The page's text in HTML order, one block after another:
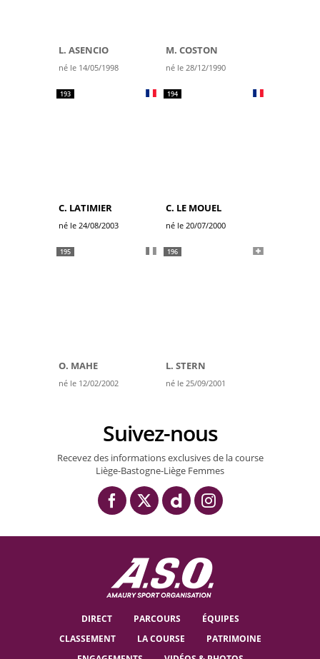
L. ASENCIO
né le 14/05/1998
M. COSTON
né le 28/12/1990
193
C. LATIMIER
né le 24/08/2003
194
C. LE MOUEL
né le 20/07/2000
195
O. MAHE
né le 12/02/2002
196
L. STERN
né le 25/09/2001
Suivez-nous
Recevez des informations exclusives de la course
Liège-Bastogne-Liège Femmes
DIRECT PARCOURS
ÉQUIPES
CLASSEMENT
LA COURSE
PATRIMOINE